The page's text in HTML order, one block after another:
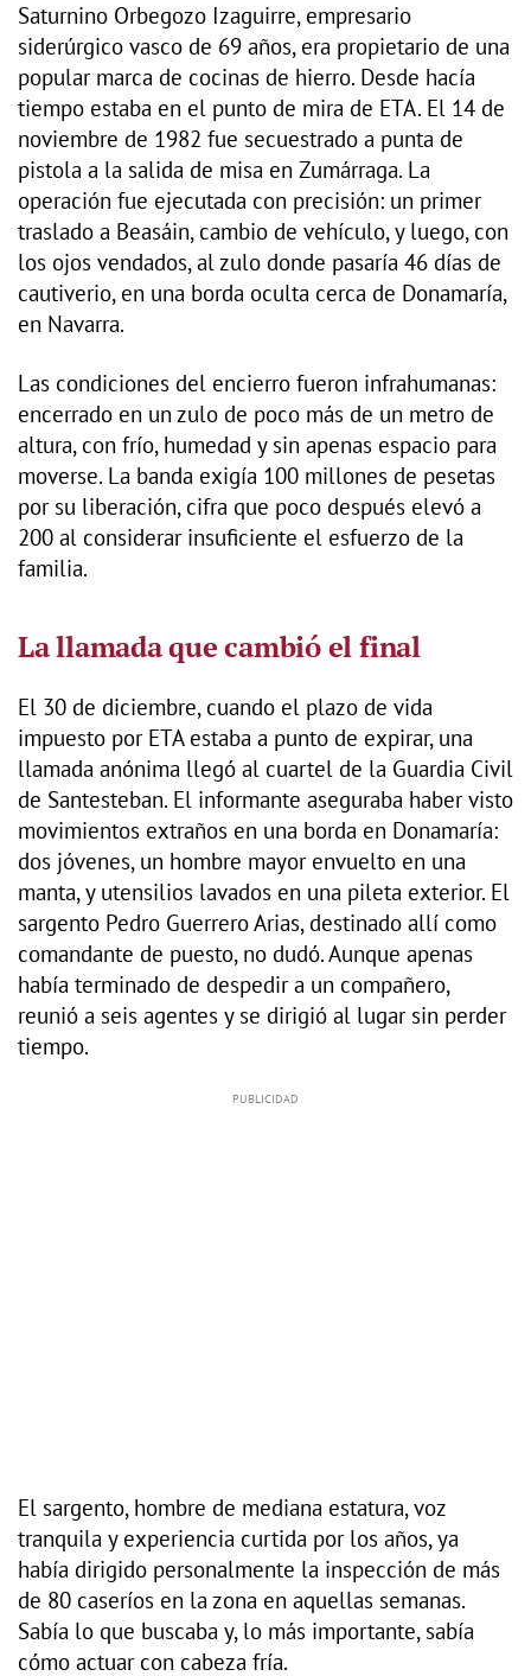
Saturnino Orbegozo Izaguirre, empresario
siderúrgico vasco de 69 años, era propietario de una
popular marca de cocinas de hierro. Desde hacía
tiempo estaba en el punto de mira de ETA. El 14 de
noviembre de 1982 fue secuestrado a punta de
pistola a la salida de misa en Zumárraga. La
operación fue ejecutada con precisión: un primer
traslado a Beasáin, cambio de vehículo, y luego, con
los ojos vendados, al zulo donde pasaría 46 días de
cautiverio, en una borda oculta cerca de Donamaría,
en Navarra.
Las condiciones del encierro fueron infrahumanas:
encerrado en un zulo de poco más de un metro de
altura, con frío, humedad y sin apenas espacio para
moverse. La banda exigía 100 millones de pesetas
por su liberación, cifra que poco después elevó a
200 al considerar insuficiente el esfuerzo de la
familia.
La llamada que cambió el final
El 30 de diciembre, cuando el plazo de vida
impuesto por ETA estaba a punto de expirar, una
llamada anónima llegó al cuartel de la Guardia Civil
de Santesteban. El informante aseguraba haber visto
movimientos extraños en una borda en Donamaría:
dos jóvenes, un hombre mayor envuelto en una
manta, y utensilios lavados en una pileta exterior. El
sargento Pedro Guerrero Arias, destinado allí como
comandante de puesto, no dudó. Aunque apenas
había terminado de despedir a un compañero,
reunió a seis agentes y se dirigió al lugar sin perder
tiempo.
El sargento, hombre de mediana estatura, voz
tranquila y experiencia curtida por los años, ya
había dirigido personalmente la inspección de más
de 80 caseríos en la zona en aquellas semanas.
Sabía lo que buscaba y, lo más importante, sabía
cómo actuar con cabeza fría.